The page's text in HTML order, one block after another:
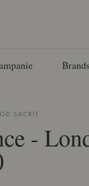
Brands
SACKIT
-